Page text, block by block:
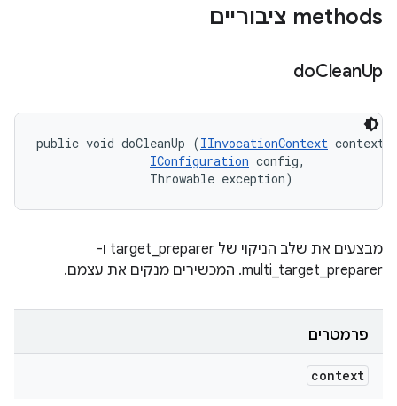
‫methods ציבוריים
doCleanUp
public void doCleanUp (IInvocationContext
IConfiguration config,
                Throwable exception)
מבצעים את שלב הניקוי של target_preparer ו-
multi_target_preparer. המכשירים מנקים את עצמם.
פרמטרים
context